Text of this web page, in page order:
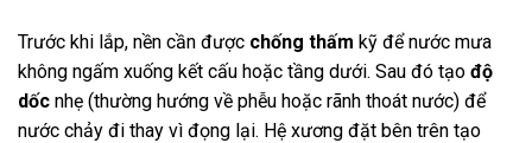
Trước khi lắp, nền cần được chống thấm kỹ để nước mưa
không ngấm xuống kết cấu hoặc tầng dưới. Sau đó tạo độ
dốc nhẹ (thường hướng về phễu hoặc rãnh thoát nước) để
nước chảy đi thay vì đọng lại. Hệ xương đặt bên trên tạo